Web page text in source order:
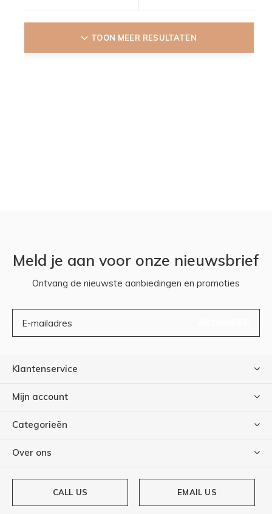
TOON MEER RESULTATEN
Meld je aan voor onze nieuwsbrief
Ontvang de nieuwste aanbiedingen en promoties
Klantenservice
Mijn account
Categorieën
Over ons
CALL US EMAIL US